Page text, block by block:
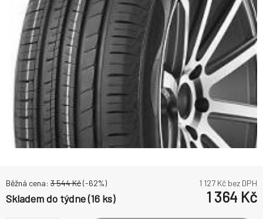
Běžná cena: 3 544Kč(-62%) 1 127 Kč bez DPH
Skladem do týdne (16 ks) 1 364 Kč